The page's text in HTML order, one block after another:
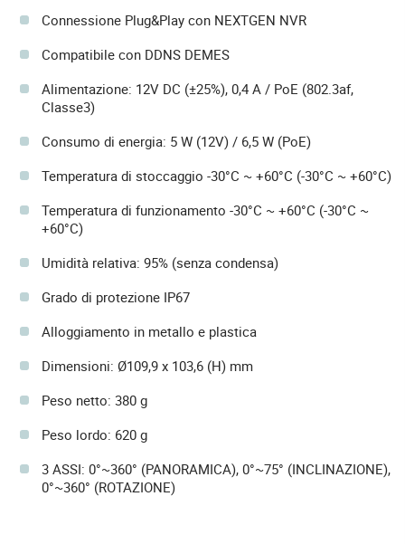
Connessione Plug&Play con NEXTGEN NVR
Compatibile con DDNS DEMES
Alimentazione: 12V DC (±25%), 0,4 A / PoE (802.3af,
Classe3)
Consumo di energia: 5 W (12V) / 6,5 W (PoE)
Temperatura di stoccaggio -30°C ~ +60°C (-30°C ~ +60°C)
Temperatura di funzionamento -30°C ~ +60°C (-30°C ~
+60°C)
Umidità relativa: 95% (senza condensa)
Grado di protezione IP67
Alloggiamento in metallo e plastica
Dimensioni: Ø109,9 x 103,6 (H) mm
Peso netto: 380 g
Peso lordo: 620 g
3 ASSI: 0°~360° (PANORAMICA), 0°~75° (INCLINAZIONE),
0°~360° (ROTAZIONE)